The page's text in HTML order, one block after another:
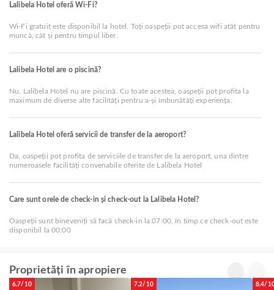
Lalibela Hotel oferă Wi-Fi?
Wi-Fi gratuit este disponibil la hotel. Toți oaspeții pot accesa wifi atât pentru
muncă, cât și pentru timpul liber.
Lalibela Hotel are o piscină?
Nu, Lalibela Hotel nu are piscină. Cu toate acestea, oaspeții pot profita la
maximum de diverse alte facilități pentru a-și îmbunătăți experiența.
Lalibela Hotel oferă servicii de transfer de la aeroport?
Da, oaspeții pot profita de serviciile de transfer de la aeroport, una dintre
numeroasele facilități convenabile oferite de Lalibela Hotel
Care sunt orele de check-in și check-out la Lalibela Hotel?
Oaspeții sunt bineveniți să facă check-in la 07:00, în timp ce check-out este
disponibil la 00:00
Proprietăți în apropiere
6.7/10 7.2/10 8.4/